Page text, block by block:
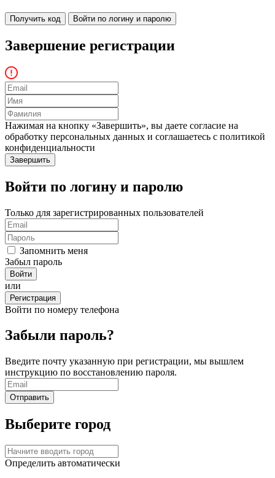
Получить код Войти по логину и паролю
Завершение регистрации
Нажимая на кнопку «Завершить», вы даете согласие на
обработку персональных данных и соглашаетесь c политикой
конфиденциальности
Войти по логину и паролю
Только для зарегистрированных пользователей
Запомнить меня
Забыл пароль
или
Регистрация
Войти по номеру телефона
Забыли пароль?
Введите почту указанную при регистрации, мы вышлем
инструкцию по восстановлению пароля.
Выберите город
Определить автоматически